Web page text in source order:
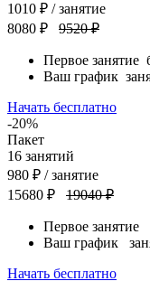
1010 ₽ / занятие
8080 ₽
9520 ₽
Первое занятие
Ваш график
Начать бесплатно
-20%
Пакет
16 занятий
980 ₽ / занятие
15680 ₽
19040 ₽
Первое занятие
Ваш график
Начать бесплатно